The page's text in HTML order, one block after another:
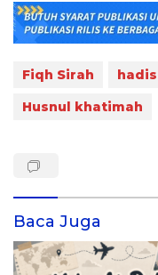
Fiqh Sirah
Husnul khatimah
Baca Juga